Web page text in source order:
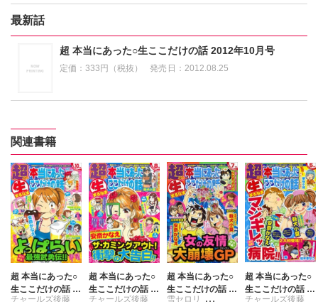
最新話
超 本当にあった○生ここだけの話 2012年10月号
定価：333円（税抜） 発売日： 2012.08.25
関連書籍
超 本当にあった○
生ここだけの話 2
チャールズ後藤
超 本当にあった○
生ここだけの話 2
チャールズ後藤
超 本当にあった○
生ここだけの話 2
雪セロリ
超 本当にあった○
生ここだけの話 2
チャールズ後藤